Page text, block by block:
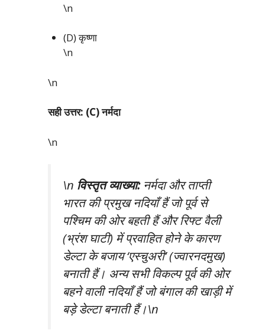
\n
(D) कृष्णा
\n
\n
सही उत्तर: (C) नर्मदा
\n
\n विस्तृत व्याख्या:नर्मदा और ताप्ती
भारत की प्रमुख नदियाँ हैं जो पूर्व से
पश्चिम की ओर बहती हैं और रिफ्ट वैली
(भ्रंश घाटी) में प्रवाहित होने के कारण
डेल्टा के बजाय ‘एस्चुअरी’ (ज्वारनदमुख)
बनाती हैं। अन्य सभी विकल्प पूर्व की ओर
बहने वाली नदियाँ हैं जो बंगाल की खाड़ी में
बड़े डेल्टा बनाती हैं।\n